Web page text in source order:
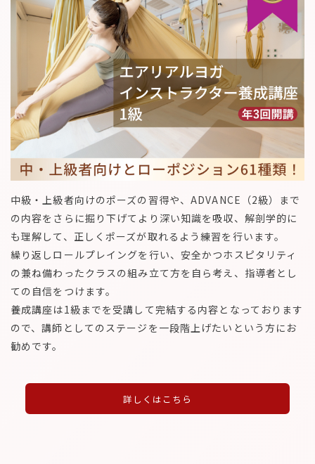
中級・上級者向けのポーズの習得や、ADVANCE（2級）まで
の内容をさらに掘り下げてより深い知識を吸収、解剖学的に
も理解して、正しくポーズが取れるよう練習を行います。
繰り返しロールプレイングを行い、安全かつホスピタリティ
の兼ね備わったクラスの組み立て方を自ら考え、指導者とし
ての自信をつけます。
養成講座は1級までを受講して完結する内容となっております
ので、講師としてのステージを一段階上げたいという方にお
勧めです。
詳しくはこちら